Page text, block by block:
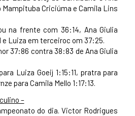
Mampituba Criciúma e Camila Lins
na frente com 36:14, Ana Giulia
Luiza em terceiroc om 37:25.
37:86 contra 38:83 de Ana Giulia
Luiza Goeij 1:15:11, pratra para
para Camila Mello 1:17:13.
–
do dia. Victor Rodrigues